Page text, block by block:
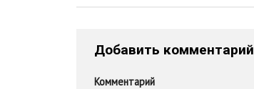
Добавить комментарий
Комментарий